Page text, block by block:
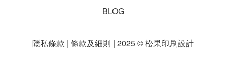
BLOG
隱私條款 | 條款及細則 | 2025 © 松果印刷設計